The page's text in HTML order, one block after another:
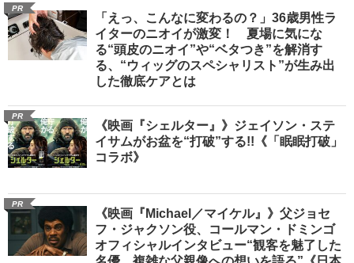
PR
「えっ、こんなに変わるの？」36歳男性ラ
イターのニオイが激変！ 夏場に気にな
る“頭皮のニオイ”や“ベタつき”を解消す
る、“ウィッグのスペシャリスト”が生み出
した徹底ケアとは
PR
《映画『シェルター』》ジェイソン・ステ
イサムがお盆を“打破”する!!《「眠眠打破」
コラボ》
PR
《映画『Michael／マイケル』》父ジョセ
フ・ジャクソン役、コールマン・ドミンゴ
オフィシャルインタビュー“観客を魅了した